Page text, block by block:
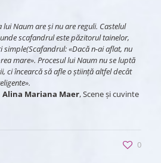
Naum are și nu are reguli. Castelul
scafandrul este păzitorul tainelor,
«Dacă n-ai aflat, nu
mare». Procesul lui Naum nu se luptă
ci încearcă să afle o ştiință altfel decât
Alina Mariana Maer, Scene și cuvinte
0